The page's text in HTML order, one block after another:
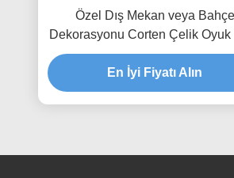
Özel Dış Mekan veya Bahçe
Dekorasyonu Corten Çelik Oyuk
En İyi Fiyatı Alın